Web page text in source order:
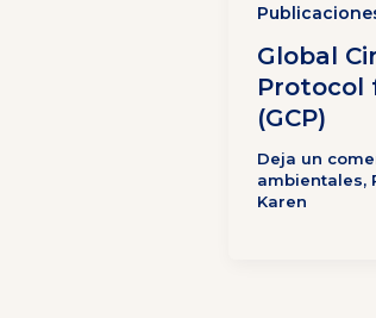
Global
Protocol
(GCP)
Deja un
ambientales,
Karen